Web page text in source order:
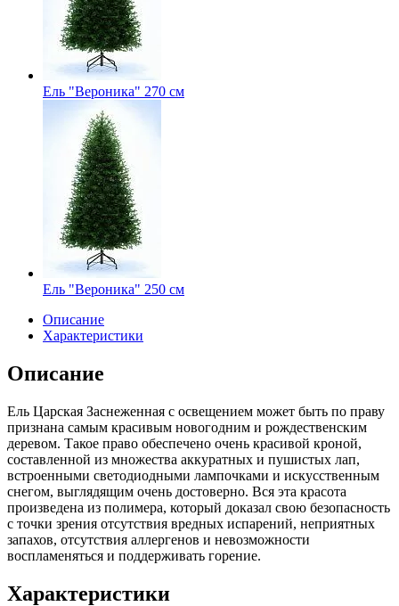
Ель "Вероника" 270 см
Ель "Вероника" 250 см
Описание
Характеристики
Описание
Ель Царская Заснеженная с освещением может быть по праву
признана самым красивым новогодним и рождественским
деревом. Такое право обеспечено очень красивой кроной,
составленной из множества аккуратных и пушистых лап,
встроенными светодиодными лампочками и искусственным
снегом, выглядящим очень достоверно. Вся эта красота
произведена из полимера, который доказал свою безопасность
с точки зрения отсутствия вредных испарений, неприятных
запахов, отсутствия аллергенов и невозможности
воспламеняться и поддерживать горение.
Характеристики